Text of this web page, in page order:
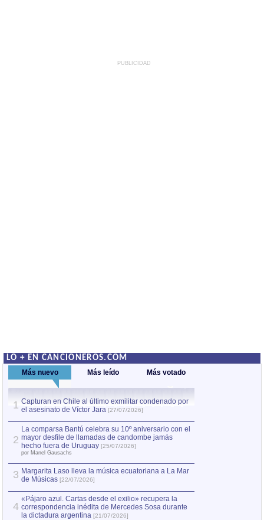
PUBLICIDAD
LO + EN CANCIONEROS.COM
Más nuevo Más leído Más votado
1 Capturan en Chile al último exmilitar condenado por
el asesinato de Víctor Jara [27/07/2026]
2
La comparsa Bantú celebra su 10º aniversario con el
mayor desfile de llamadas de candombe jamás
hecho fuera de Uruguay [25/07/2026]
por Manel Gausachs
3 Margarita Laso lleva la música ecuatoriana a La Mar
de Músicas [22/07/2026]
4
«Pájaro azul. Cartas desde el exilio» recupera la
correspondencia inédita de Mercedes Sosa durante
la dictadura argentina [21/07/2026]